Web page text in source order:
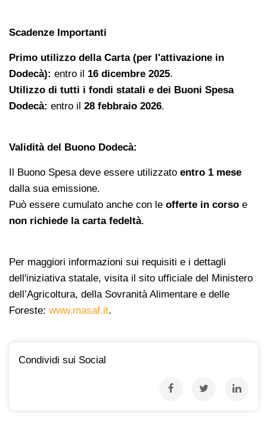
Scadenze Importanti
Primo utilizzo della Carta (per l'attivazione in
Dodecà): entro il 16 dicembre 2025.
Utilizzo di tutti i fondi statali e dei Buoni Spesa
Dodecà: entro il 28 febbraio 2026.
Validità del Buono Dodecà:
Il Buono Spesa deve essere utilizzato entro 1 mese
dalla sua emissione.
Può essere cumulato anche con le offerte in corso e
non richiede la carta fedeltà.
Per maggiori informazioni sui requisiti e i dettagli
dell'iniziativa statale, visita il sito ufficiale del Ministero
dell’Agricoltura, della Sovranità Alimentare e delle
Foreste: www.masaf.it.
Condividi sui Social